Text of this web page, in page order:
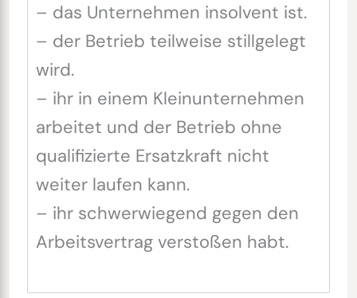
– das Unternehmen insolvent ist.
– der Betrieb teilweise stillgelegt
wird.
– ihr in einem Kleinunternehmen
arbeitet und der Betrieb ohne
qualifizierte Ersatzkraft nicht
weiter laufen kann.
– ihr schwerwiegend gegen den
Arbeitsvertrag verstoßen habt.